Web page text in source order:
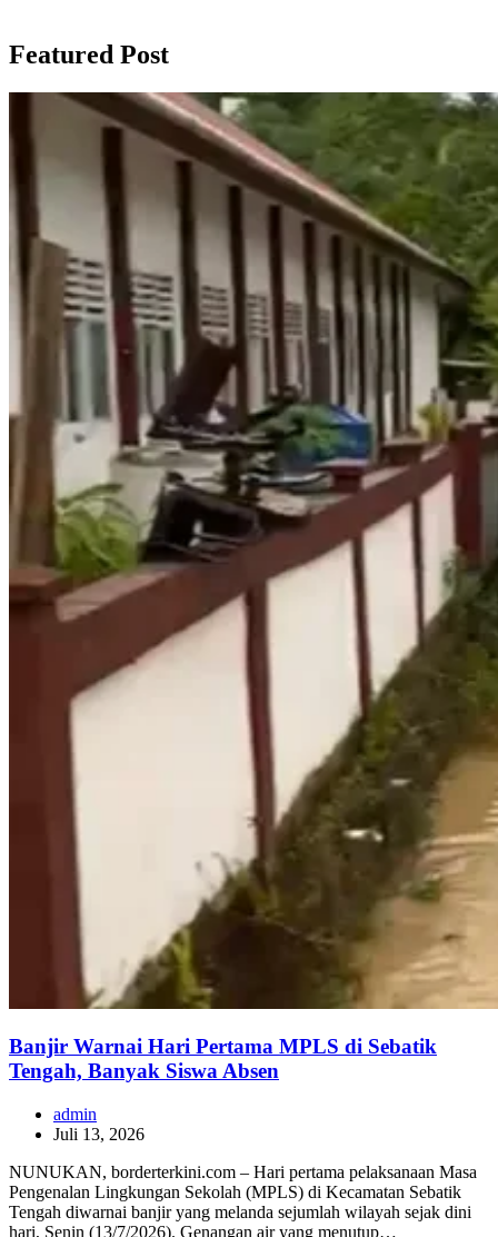
Featured Post
Banjir Warnai Hari Pertama MPLS di Sebatik
Tengah, Banyak Siswa Absen
admin
Juli 13, 2026
NUNUKAN, borderterkini.com – Hari pertama pelaksanaan Masa
Pengenalan Lingkungan Sekolah (MPLS) di Kecamatan Sebatik
Tengah diwarnai banjir yang melanda sejumlah wilayah sejak dini
hari, Senin (13/7/2026). Genangan air yang menutup…